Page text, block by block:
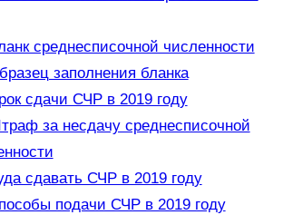
среднесписочной численности
заполнения бланка
сдачи СЧР в 2019 году
за несдачу среднесписочной
сдавать СЧР в 2019 году
подачи СЧР в 2019 году